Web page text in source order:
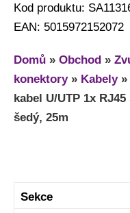
Kod produktu:
EAN: 5015972152072
Domů » Obchod »
konektory» Kabely»
kabel U/UTP 1x
šedý, 25m
Sekce